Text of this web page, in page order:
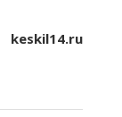
keskil14.ru